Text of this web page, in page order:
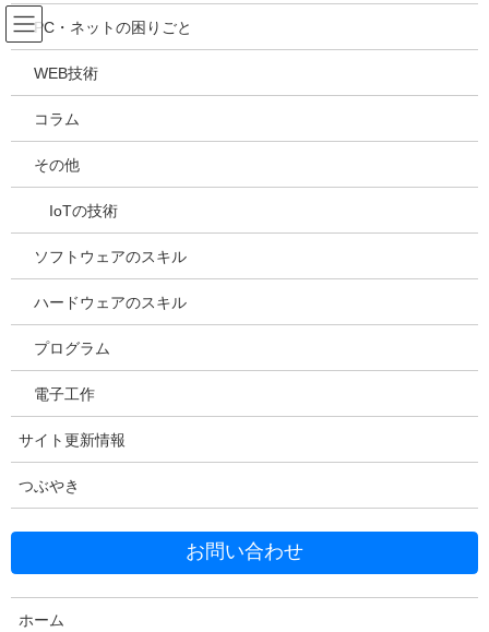
コ
ン
テ
ツ
ス
ッ
ナ
ビ
ゲ
シ
ン
移
吉川万能ＩＴ研究所
メディア
HOME
2021年4月29日
20210428125217
PC・ネットの困りごと
WEB技術
コラム
その他
IoTの技術
ソフトウェアのスキル
ハードウェアのスキル
プログラム
電子工作
サイト更新情報
つぶやき
お問い合わせ
ホーム